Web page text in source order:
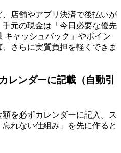
店舗やアプリ決済で後払いが
元の現金は「今日必要な優先
キャッシュバック」やポイン
さらに実質負担を軽くできま
レンダーに記載（自動引
を必ずカレンダーに記入。ス
れない仕組み」を先に作ると